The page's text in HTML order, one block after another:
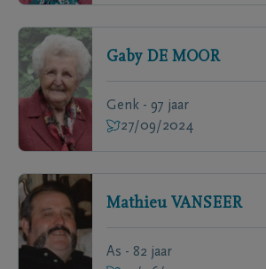
Gaby DE MOOR
Genk - 97 jaar
27/09/2024
Mathieu VANSEER
As - 82 jaar